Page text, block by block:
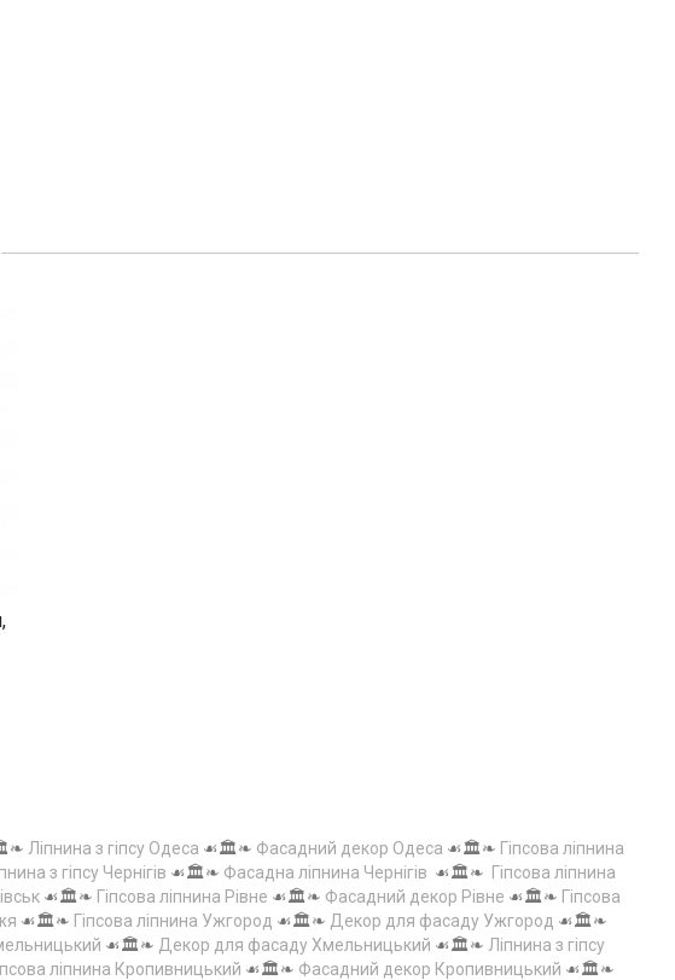
Ліпнина з гіпсу Одеса ☙🏛️❧ Фасадний декор Одеса ☙🏛️❧ Гіпсова ліпнина
з гіпсу Чернігів ☙🏛️❧ Фасадна ліпнина Чернігів ☙🏛️❧ Гіпсова ліпнина
☙🏛️❧ Гіпсова ліпнина Рівне ☙🏛️❧ Фасадний декор Рівне ☙🏛️❧ Гіпсова
☙🏛️❧ Гіпсова ліпнина Ужгород ☙🏛️❧ Декор для фасаду Ужгород ☙🏛️❧
☙🏛️❧ Декор для фасаду Хмельницький ☙🏛️❧ Ліпнина з гіпсу
ліпнина Кропивницький ☙🏛️❧ Фасадний декор Кропивницький ☙🏛️❧